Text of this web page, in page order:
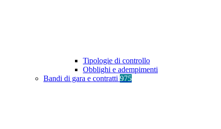
Tipologie di controllo
Obblighi e adempimenti
Bandi di gara e contratti 975